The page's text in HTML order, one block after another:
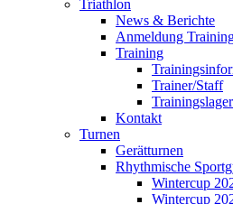
Triathlon
News & Berichte
Anmeldung
Training
Trainer/Staff
Trainingslager
Kontakt
Turnen
Gerätturnen
Rhythmische
Wintercup
Wintercup